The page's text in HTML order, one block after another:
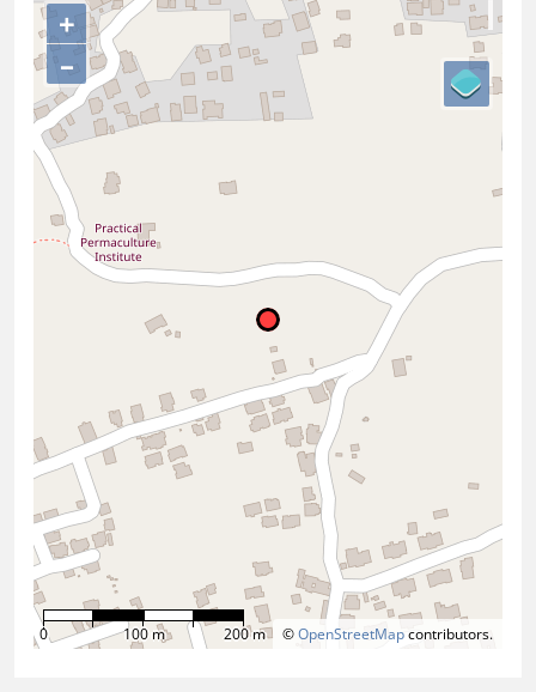
+
–
©OpenStreetMapcontributors.
0 100 m 200 m